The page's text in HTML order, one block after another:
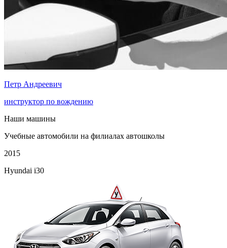
Петр Андреевич
инструктор по вождению
Наши машины
Учебные автомобили на филиалах автошколы
2015
Hyundai i30